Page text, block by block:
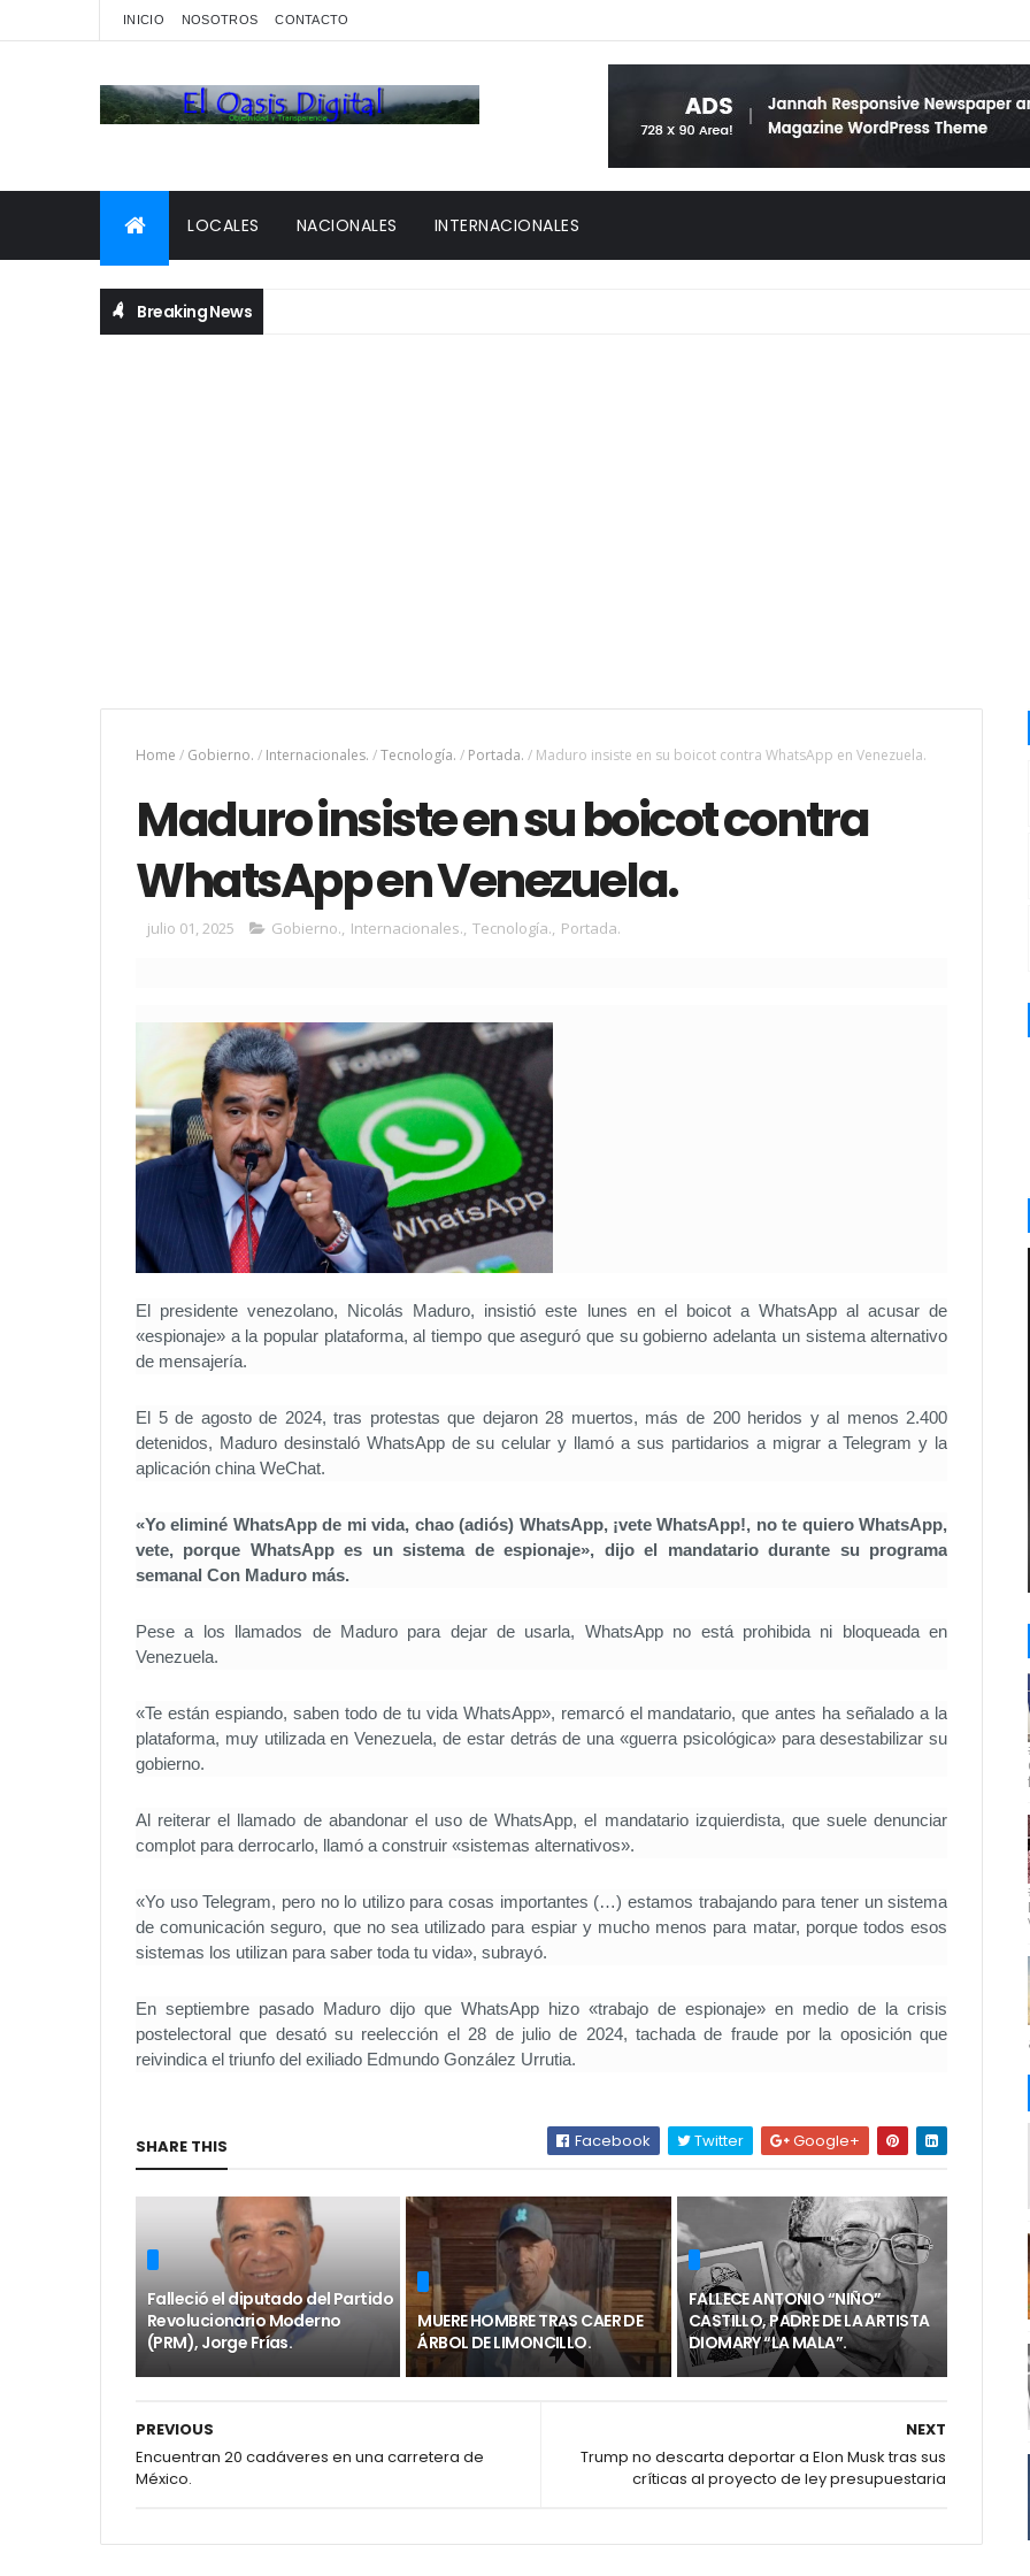
INICIO NOSOTROS CONTACTO
LOCALES NACIONALES INTERNACIONALES
Breaking News
Home / Gobierno. / Internacionales. /Tecnología. / Portada. / Maduro insiste en su boicot contra WhatsApp en Venezuela.
Maduro insiste en su boicot contra
WhatsApp en Venezuela.
julio 01, 2025 Gobierno., Internacionales., Tecnología., Portada.
El presidente venezolano, Nicolás Maduro, insistió este lunes en el boicot a WhatsApp al acusar de
«espionaje» a la popular plataforma, al tiempo que aseguró que su gobierno adelanta un sistema alternativo
de mensajería.
El 5 de agosto de 2024, tras protestas que dejaron 28 muertos, más de 200 heridos y al menos 2.400
detenidos, Maduro desinstaló WhatsApp de su celular y llamó a sus partidarios a migrar a Telegram y la
aplicación china WeChat.
«Yo eliminé WhatsApp de mi vida, chao (adiós) WhatsApp, ¡vete WhatsApp!, no te quiero WhatsApp,
vete, porque WhatsApp es un sistema de espionaje», dijo el mandatario durante su programa
semanal Con Maduro más.
Pese a los llamados de Maduro para dejar de usarla, WhatsApp no está prohibida ni bloqueada en
Venezuela.
«Te están espiando, saben todo de tu vida WhatsApp», remarcó el mandatario, que antes ha señalado a la
plataforma, muy utilizada en Venezuela, de estar detrás de una «guerra psicológica» para desestabilizar su
gobierno.
Al reiterar el llamado de abandonar el uso de WhatsApp, el mandatario izquierdista, que suele denunciar
complot para derrocarlo, llamó a construir «sistemas alternativos».
«Yo uso Telegram, pero no lo utilizo para cosas importantes (…) estamos trabajando para tener un sistema
de comunicación seguro, que no sea utilizado para espiar y mucho menos para matar, porque todos esos
sistemas los utilizan para saber toda tu vida», subrayó.
En septiembre pasado Maduro dijo que WhatsApp hizo «trabajo de espionaje» en medio de la crisis
postelectoral que desató su reelección el 28 de julio de 2024, tachada de fraude por la oposición que
reivindica el triunfo del exiliado Edmundo González Urrutia.
SHARE THIS Facebook Twitter Google+
Falleció el diputado del Partido
Revolucionario Moderno
(PRM), Jorge Frías.
MUERE HOMBRE TRAS CAER DE
ÁRBOL DE LIMONCILLO.
FALLECE ANTONIO “NIÑO”
CASTILLO, PADRE DE LA ARTISTA
DIOMARY “LA MALA”.
NEXT
Trump no descarta deportar a Elon Musk tras sus
críticas al proyecto de ley presupuestaria
PREVIOUS
Encuentran 20 cadáveres en una carretera de
México.